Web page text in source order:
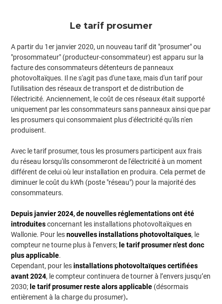
Le tarif prosumer
A partir du 1er janvier 2020, un nouveau tarif dit "prosumer" ou
"prosommateur" (producteur-consommateur) est apparu sur la
facture des consommateurs détenteurs de panneaux
photovoltaïques. Il ne s'agit pas d'une taxe, mais d'un tarif pour
l'utilisation des réseaux de transport et de distribution de
l'électricité. Anciennement, le coût de ces réseaux était supporté
uniquement par les consommateurs sans panneaux ainsi que par
les prosumers qui consommaient plus d'électricité qu'ils n'en
produisent.
Avec le tarif prosumer, tous les prosumers participent aux frais
du réseau lorsqu'ils consommeront de l'électricité à un moment
différent de celui où leur installation en produira. Cela permet de
diminuer le coût du kWh (poste "réseau") pour la majorité des
consommateurs.
Depuis janvier 2024, de nouvelles réglementations ont été
introduitesconcernant les installations photovoltaïques en
Wallonie. Pour lesnouvelles installations photovoltaïques, le
compteur ne tourne plus à l’envers; le tarif prosumer n’est donc
plus applicable.
Cependant, pour lesinstallations photovoltaïques certifiées
avant 2024, le compteur continuera de tourner à l’envers jusqu’en
2030; le tarif prosumer reste alors applicable (désormais
entièrement à la charge du prosumer).